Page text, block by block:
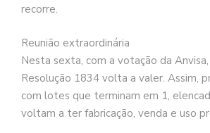
recorre.
Reunião extraordinária
Nesta sexta, com a votação da
Resolução 1834 volta a valer. Assim,
com lotes que terminam em 1,
voltam a ter fabricação, venda e uso